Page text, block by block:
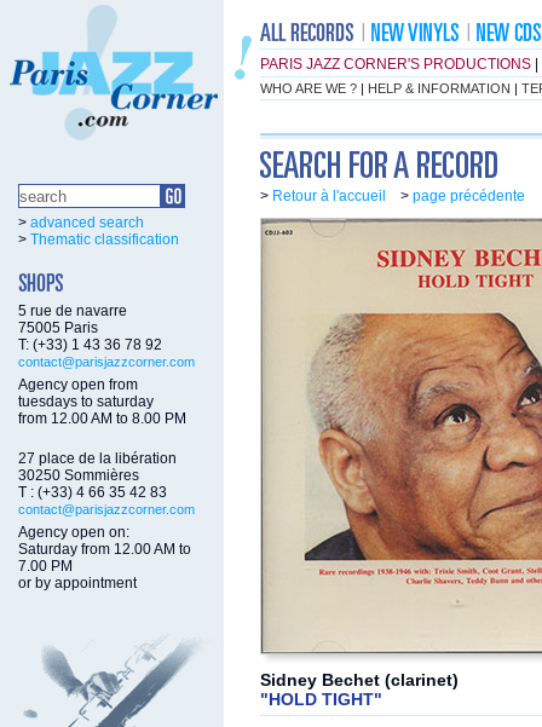
PARIS JAZZ CORNER'S PRODUCTIONS
WHO ARE WE ? | HELP & INFORMATION |
> advanced search
> Thematic classification
5 rue de navarre
75005 Paris
T: (+33) 1 43 36 78 92
contact@parisjazzcorner.com
Agency open from
tuesdays to saturday
from 12.00 AM to 8.00 PM
27 place de la libération
30250 Sommières
T : (+33) 4 66 35 42 83
contact@parisjazzcorner.com
Agency open on:
Saturday from 12.00 AM to
7.00 PM
or by appointment
> Retour à l'accueil > page précédente
Sidney Bechet (clarinet)
"HOLD TIGHT"